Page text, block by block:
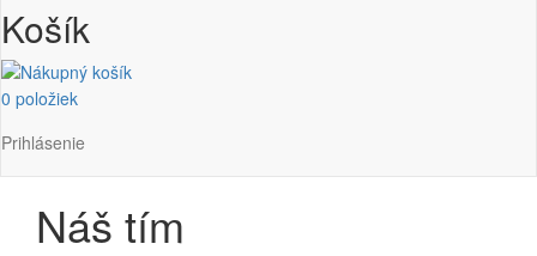
Košík
0 položiek
Používateľské
menu
Prihlásenie
Náš tím